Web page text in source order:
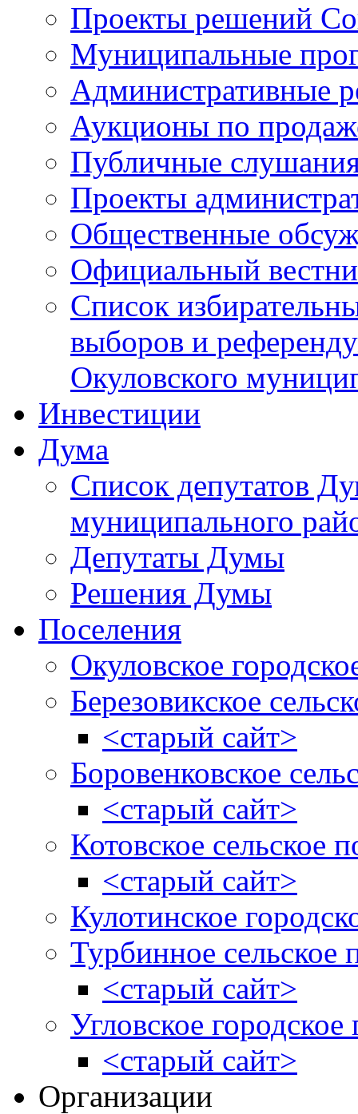
Проекты решений
Муниципальные
Административные
Аукционы по
Публичные
Проекты
Общественные
Официальный
Список
выборов и
Окуловского
Инвестиции
Дума
Список депутатов
муниципального
Депутаты Думы
Решения Думы
Поселения
Окуловское
Березовикское
<старый сайт>
Боровенковское
<старый сайт>
Котовское сельское
<старый сайт>
Кулотинское
Турбинное сельское
<старый сайт>
Угловское городское
<старый сайт>
Организации